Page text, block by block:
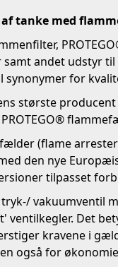
tanke med
andet udstyr til
synonymer for
største
(flame
den nye
tilpasset
tryk-/ vakuumventil
Det
kravene i
også for